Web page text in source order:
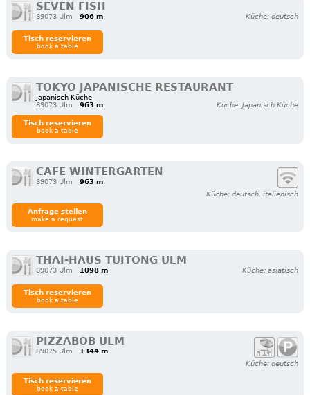
SEVEN FISH
89073 Ulm 906 m Küche: deutsch
Tisch reservieren
book a table
TOKYO JAPANISCHE RESTAURANT
Japanisch Küche
89073 Ulm
963 m Küche: Japanisch Küche
Tisch reservieren
book a table
CAFE WINTERGARTEN
89073 Ulm
963 m
Küche: deutsch, italienisch
Anfrage stellen
make a request
THAI-HAUS TUITONG ULM
89073 Ulm 1098 m Küche: asiatisch
Tisch reservieren
book a table
PIZZABOB ULM
89075 Ulm
1344 m
Küche: deutsch
Tisch reservieren
book a table